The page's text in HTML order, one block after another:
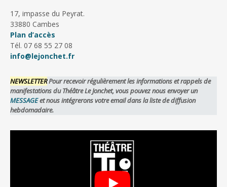
17, impasse du Peyrat.
33880 Cambes
Plan d’accès
Tél. 07 68 55 27 08
info@lejonchet.fr
NEWSLETTERPour recevoir régulièrement les informations et rappels de
manifestations du Théâtre Le Jonchet, vous pouvez nous envoyer un
MESSAGEet nous intégrerons votre email dans la liste de diffusion
hebdomadaire.